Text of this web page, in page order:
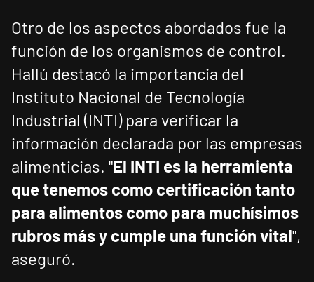
Otro de los aspectos abordados fue la
función de los organismos de control.
Hallú destacó la importancia del
Instituto Nacional de Tecnología
Industrial (INTI) para verificar la
información declarada por las empresas
alimenticias. "El INTI es la herramienta
que tenemos como certificación tanto
para alimentos como para muchísimos
rubros más y cumple una función vital",
aseguró.